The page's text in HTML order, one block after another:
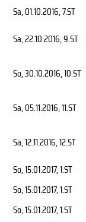
Sa, 01.10.2016, 7.ST
Sa, 22.10.2016, 9.ST
So, 30.10.2016, 10.ST
Sa, 05.11.2016, 11.ST
Sa, 12.11.2016, 12.ST
So, 15.01.2017, 1.ST
So, 15.01.2017, 1.ST
So, 15.01.2017, 1.ST